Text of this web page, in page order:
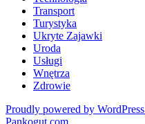
Transport
Turystyka
Ukryte Zajawki
Uroda
Usługi
Wnętrza
Zdrowie
Proudly powered by WordPress
Pankogut.com